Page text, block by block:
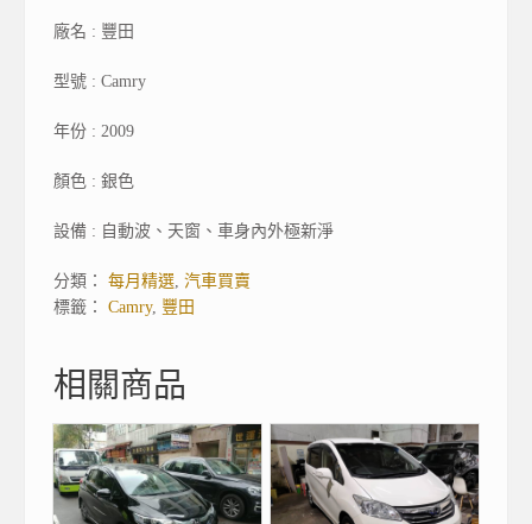
廠名 : 豐田
型號 : Camry
年份 : 2009
顏色 : 銀色
設備 : 自動波、天窗、車身內外極新淨
分類： 每月精選, 汽車買賣
標籤： Camry, 豐田
相關商品